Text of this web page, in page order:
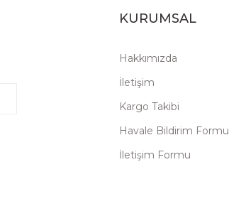
KURUMSAL
Hakkımızda
İletişim
Kargo Takibi
Havale Bildirim Formu
İletişim Formu